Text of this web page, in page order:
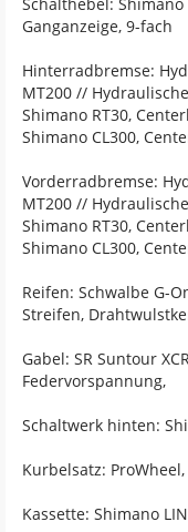
Ganganzeige, 9-fach
Hinterradbremse:
MT200 //
Shimano RT30,
Shimano CL300,
Vorderradbremse:
MT200 //
Shimano RT30,
Shimano CL300,
Reifen: Schwalbe G-
Streifen,
Gabel: SR Suntour
Federvorspannung,
Schaltwerk hinten:
Kurbelsatz:
Kassette: Shimano